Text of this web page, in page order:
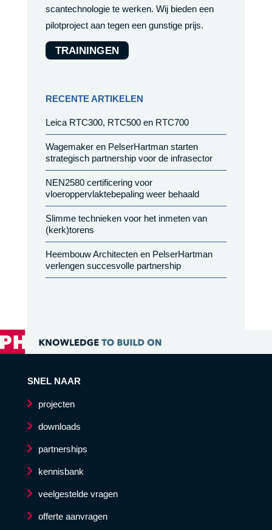
scantechnologie te werken. Wij bieden een
pilotproject aan tegen een gunstige prijs.
TRAININGEN
RECENTE ARTIKELEN
Leica RTC300, RTC500 en RTC700
Wagemaker en PelserHartman starten
strategisch partnership voor de infrasector
NEN2580 certificering voor
vloeroppervlaktebepaling weer behaald
Slimme technieken voor het inmeten van
(kerk)torens
Heembouw Architecten en PelserHartman
verlengen succesvolle partnership
SNEL NAAR
projecten
downloads
partnerships
kennisbank
veelgestelde vragen
offerte aanvragen